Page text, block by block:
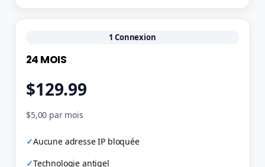
1 Connexion
24 MOIS
$129.99
$5,00 par mois
Aucune adresse IP bloquée
Technologie antigel